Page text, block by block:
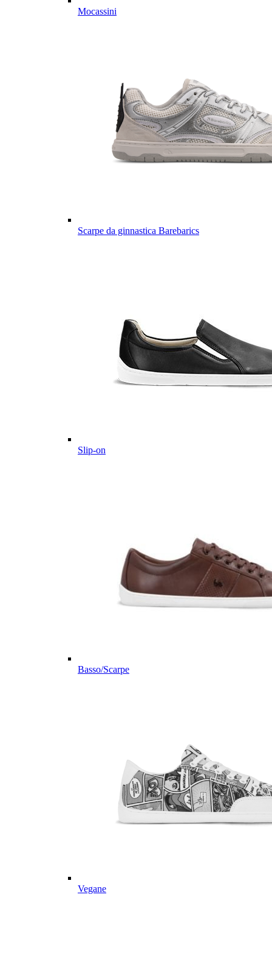
Mocassini
Scarpe da ginnastica Barebarics
Slip-on
Basso/Scarpe
Vegane